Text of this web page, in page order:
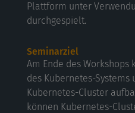
Plattform unter
durchgespielt.
Seminarziel
Am Ende des Workshops
des Kubernetes-Systems
Kubernetes-Cluster
können Kubernetes-